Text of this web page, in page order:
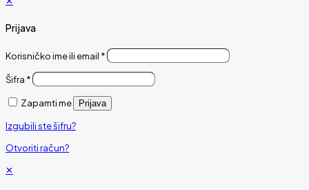
Prijava
Korisničko ime ili email *
Šifra *
Zapamti me Prijava
Izgubili ste šifru?
Otvoriti račun?
✕